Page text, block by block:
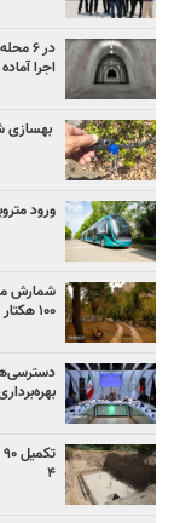
در ۶
اجرا
بهسازی
ورود
شمارش
۱۰۰ هکتار
۴